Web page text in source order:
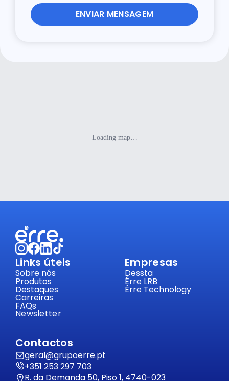
ENVIAR MENSAGEM
Loading map…
Links úteis
Sobre nós
Produtos
Destaques
Carreiras
FAQs
Newsletter
Empresas
Dessta
Érre LRB
Érre Technology
Contactos
geral@grupoerre.pt
+351 253 297 703
R. da Demanda 50, Piso 1, 4740-023